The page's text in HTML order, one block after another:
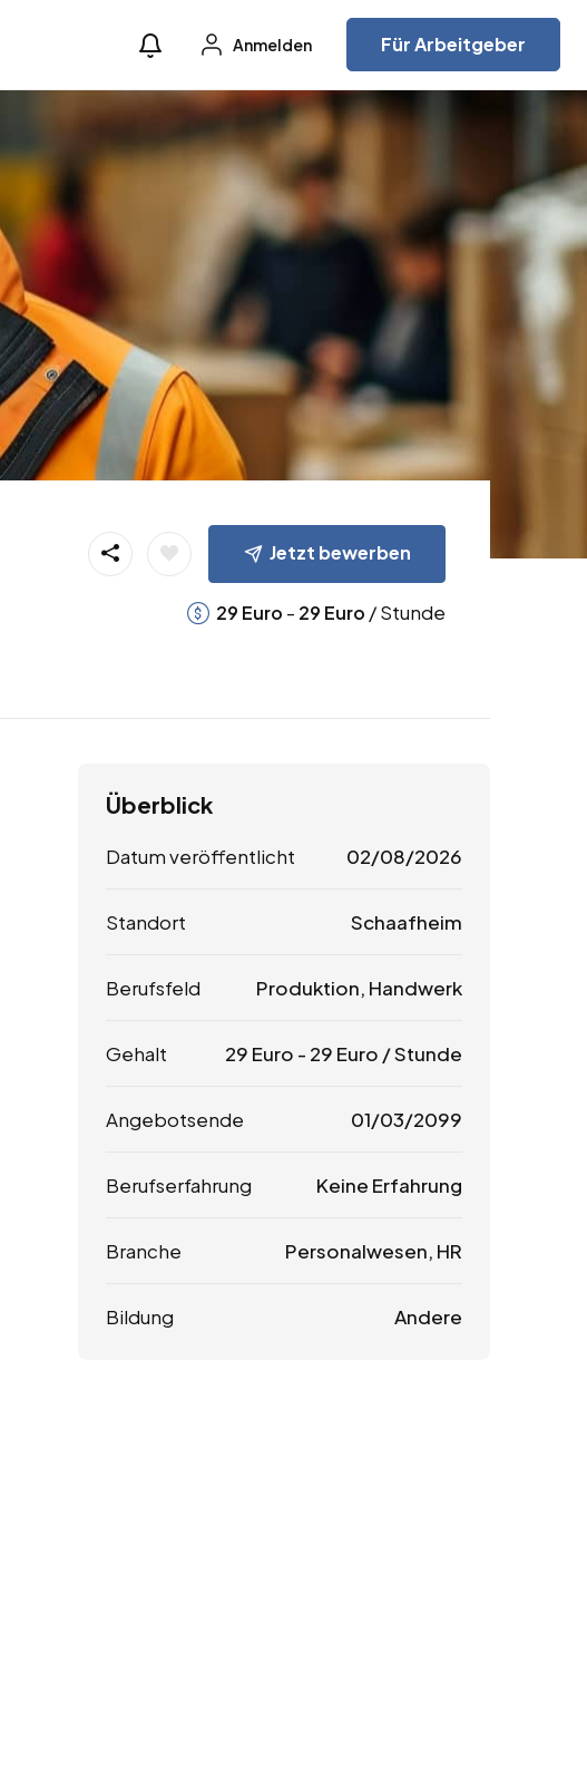
Anmelden Für Arbeitgeber
Jetzt bewerben
29 Euro - 29 Euro / Stunde
Überblick
Datum veröffentlicht 02/08/2026
Standort Schaafheim
Berufsfeld Produktion, Handwerk
Gehalt 29 Euro - 29 Euro / Stunde
Angebotsende 01/03/2099
Berufserfahrung Keine Erfahrung
Branche Personalwesen, HR
Bildung Andere